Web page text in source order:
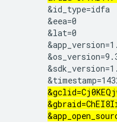
       &id_type=idfa
       &eea=0
       &lat=0